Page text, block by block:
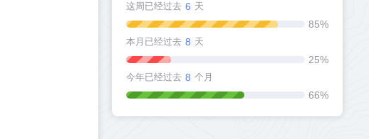
这周已经过去 6 天
85%
本月已经过去 8 天
25%
今年已经过去 8 个月
66%